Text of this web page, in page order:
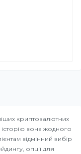
криптовалютних
історію вона жодного
відмінний вибір
опції для